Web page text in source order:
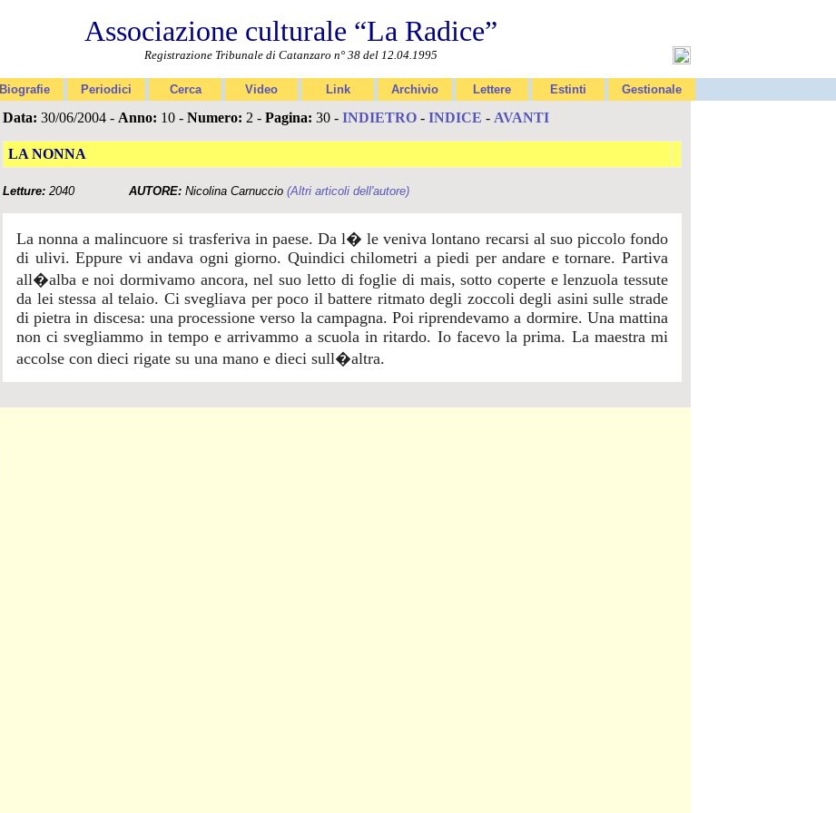
Associazione culturale “La Radice”
Registrazione Tribunale di Catanzaro n° 38 del 12.04.1995
Biografie Periodici Cerca Video Link Archivio Lettere Estinti Gestionale
Data: 30/06/2004 - Anno: 10 - Numero: 2 - Pagina: 30 - INDIETRO - INDICE - AVANTI
LA NONNA
Letture: 2040 AUTORE: Nicolina Carnuccio (Altri articoli dell'autore)
La nonna a malincuore si trasferiva in paese. Da l� le veniva lontano recarsi al suo piccolo fondo
di ulivi. Eppure vi andava ogni giorno. Quindici chilometri a piedi per andare e tornare. Partiva
all�alba e noi dormivamo ancora, nel suo letto di foglie di mais, sotto coperte e lenzuola tessute
da lei stessa al telaio. Ci svegliava per poco il battere ritmato degli zoccoli degli asini sulle strade
di pietra in discesa: una processione verso la campagna. Poi riprendevamo a dormire. Una mattina
non ci svegliammo in tempo e arrivammo a scuola in ritardo. Io facevo la prima. La maestra mi
accolse con dieci rigate su una mano e dieci sull�altra.